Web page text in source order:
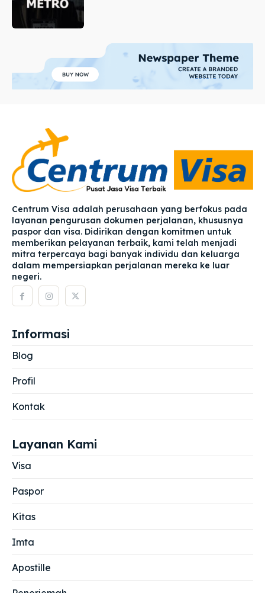
Centrum Visa adalah perusahaan yang berfokus pada
layanan pengurusan dokumen perjalanan, khususnya
paspor dan visa. Didirikan dengan komitmen untuk
memberikan pelayanan terbaik, kami telah menjadi
mitra terpercaya bagi banyak individu dan keluarga
dalam mempersiapkan perjalanan mereka ke luar
negeri.
Informasi
Blog
Profil
Kontak
Layanan Kami
Visa
Paspor
Kitas
Imta
Apostille